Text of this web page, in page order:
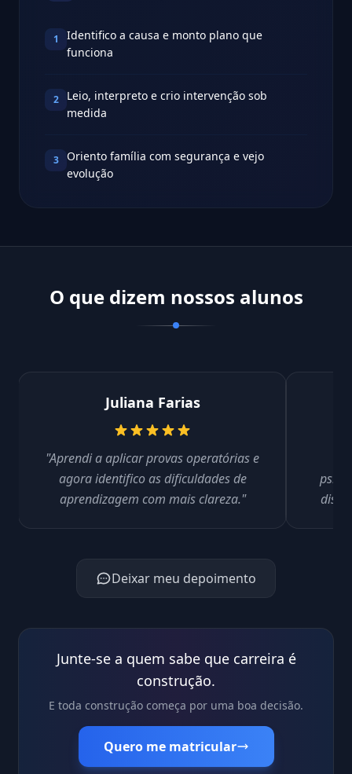
1
Identifico a causa e monto plano que
funciona
2
Leio, interpreto e crio intervenção sob
medida
3
Oriento família com segurança e vejo
evolução
O que dizem nossos alunos
Juliana Farias
"Aprendi a aplicar provas operatórias e
agora identifico as dificuldades de
aprendizagem com mais clareza."
Deixar meu depoimento
Junte-se a quem sabe que carreira é
construção.
E toda construção começa por uma boa decisão.
Quero me matricular